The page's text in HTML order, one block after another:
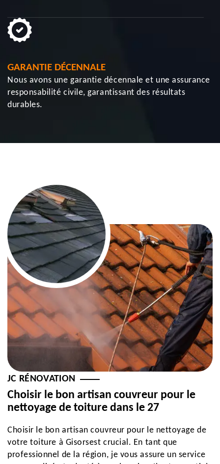
GARANTIE DÉCENNALE
Nous avons une garantie décennale et une assurance
responsabilité civile, garantissant des résultats
durables.
JC RÉNOVATION
Choisir le bon artisan couvreur pour le
nettoyage de toiture dans le 27
Choisir le bon artisan couvreur pour le nettoyage de
votre toiture à Gisorsest crucial. En tant que
professionnel de la région, je vous assure un service